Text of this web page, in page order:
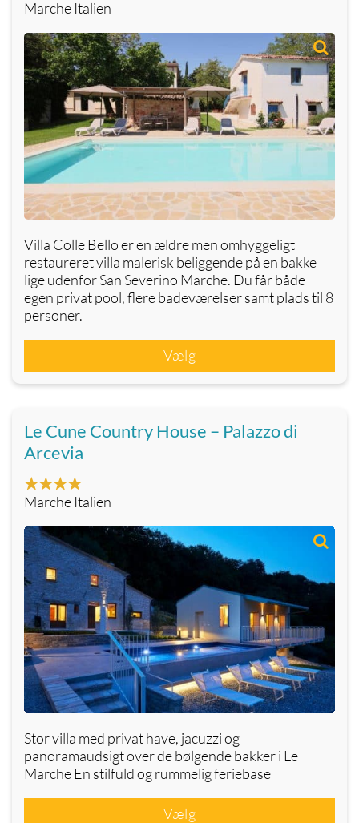
Marche Italien
Villa Colle Bello er en ældre men omhyggeligt
restaureret villa malerisk beliggende på en bakke
lige udenfor San Severino Marche. Du får både
egen privat pool, flere badeværelser samt plads til 8
personer.
Vælg
Le Cune Country House – Palazzo di
Arcevia
Marche Italien
Stor villa med privat have, jacuzzi og
panoramaudsigt over de bølgende bakker i Le
Marche En stilfuld og rummelig feriebase
Vælg